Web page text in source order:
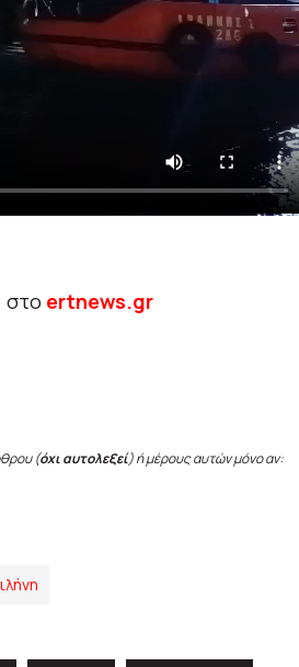
στο ertnews.gr
(όχι αυτολεξεί) ή μέρους αυτών μόνο αν: